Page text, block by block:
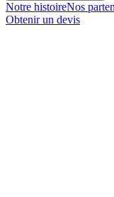
Notre histoireNos
Obtenir un devis